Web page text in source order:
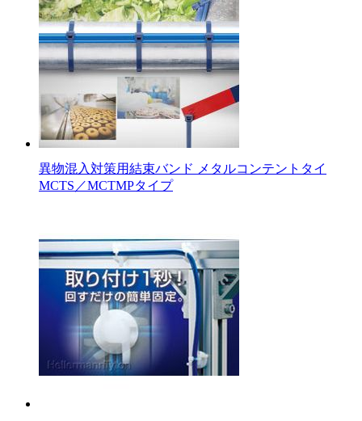
異物混入対策用結束バンド メタルコンテントタイ
MCTS／MCTMPタイプ